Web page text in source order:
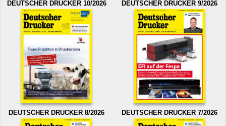
DEUTSCHER DRUCKER 10/2026 DEUTSCHER DRUCKER 9/2026
DEUTSCHER DRUCKER 8/2026 DEUTSCHER DRUCKER 7/2026